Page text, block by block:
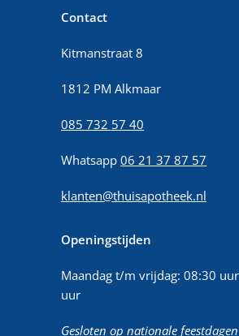
Contact
Kitmanstraat 8
1812 PM Alkmaar
085 732 57 40
Whatsapp06 21 37 87 57
klanten@thuisapotheek.nl
Openingstijden
Maandag t/m vrijdag: 08:30
uur
Gesloten op nationale feestdagen